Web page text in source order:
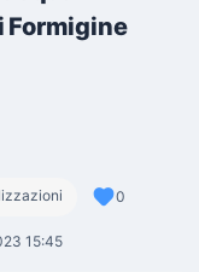
Formigine
0
15:45